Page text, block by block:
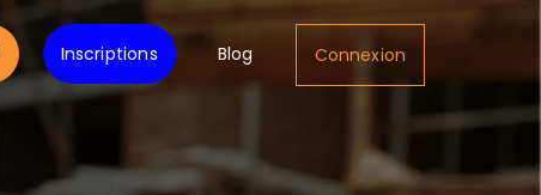
Inscriptions Blog Connexion